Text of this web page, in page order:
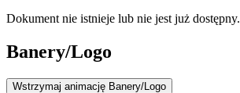
Dokument nie istnieje lub nie jest już dostępny.
Banery/Logo
Wstrzymaj animację Banery/Logo